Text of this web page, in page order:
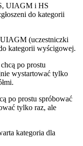
UIAGM i HS
do kategorii
(uczestniczki
kategorii wyścigowej.
po prostu
wystartować tylko
po prostu spróbować
tylko raz, ale
kategoria dla